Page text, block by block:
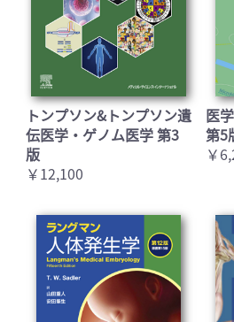
トンプソン&トンプソン遺
伝医学・ゲノム医学 第3
版
￥12,100
医
第5
￥